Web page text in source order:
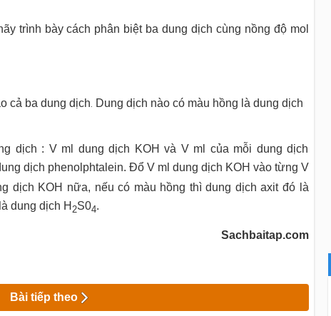
trình bày cách phân biệt ba dung dịch cùng nồng độ mol
cả ba dung dịch Dung dịch nào có màu hồng là dung dịch
dịch : V ml dung dịch KOH và V ml của mỗi dung dịch
dịch phenolphtalein. Đổ V ml dung dịch KOH vào từng V
dịch KOH nữa, nếu có màu hồng thì dung dịch axit đó là
dung dịch H 2S04.
Sachbaitap.com
Bài tiếp theo